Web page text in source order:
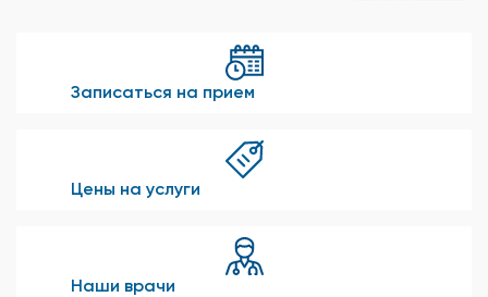
Записаться на прием
Цены на услуги
Наши врачи